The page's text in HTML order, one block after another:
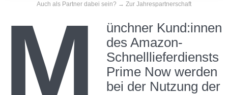
Auch als Partner dabei sein? → Zur Jahrespartnerschaft
M
ünchner Kund:innen
des Amazon-
Schnelllieferdiensts
Prime Now werden
bei der Nutzung der